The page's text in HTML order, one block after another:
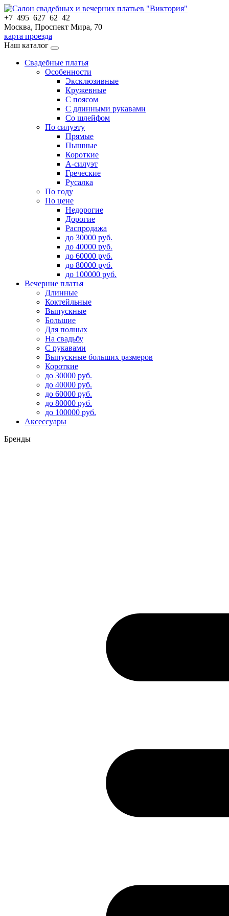
+7 495 627 62 42
Москва, Проспект Мира, 70
карта проезда
Наш каталог
Свадебные платья
Особенности
Эксклюзивные
Кружевные
С поясом
С длинными рукавами
Со шлейфом
По силуэту
Прямые
Пышные
Короткие
А-силуэт
Греческие
Русалка
По году
По цене
Недорогие
Дорогие
Распродажа
до 30000 руб.
до 40000 руб.
до 60000 руб.
до 80000 руб.
до 100000 руб.
Вечерние платья
Длинные
Коктейльные
Выпускные
Большие
Для полных
На свадьбу
С рукавами
Выпускные больших размеров
Короткие
до 30000 руб.
до 40000 руб.
до 60000 руб.
до 80000 руб.
до 100000 руб.
Аксессуары
Бренды